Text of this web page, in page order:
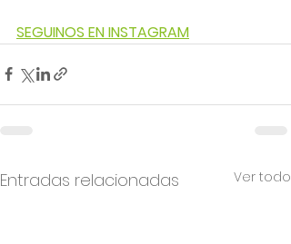
SEGUINOS EN INSTAGRAM
Entradas relacionadas Ver todo